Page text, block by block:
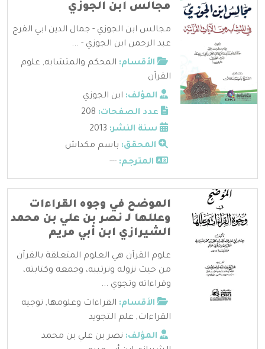
مجالس ابن الجوزي
مجالس ابن الجوزي - جمال الدين ابي الفرج
عبد الرحمن ابن الجوزي - ...
الأقسام: المحكم والمتشابه, علوم
القرآن
المؤلف: ابن الجوزي
عدد الصفحات:
سنة النشر:
المحقق: باسم مكداش
المترجم: ---
الموضح في وجوه القراءات
وعللها لـ نصر بن علي بن محمد
الشيرازي ابن أبي مريم
علوم القرآن هي العلوم المتعلقة بالقرآن
من حيث نزوله وترتيبه، وجمعه وكتابته،
وقراءاته وتجوي ...
الأقسام: القراءات وعلومها, توجيه
القراءات, علم التجويد
المؤلف: نصر بن علي بن محمد